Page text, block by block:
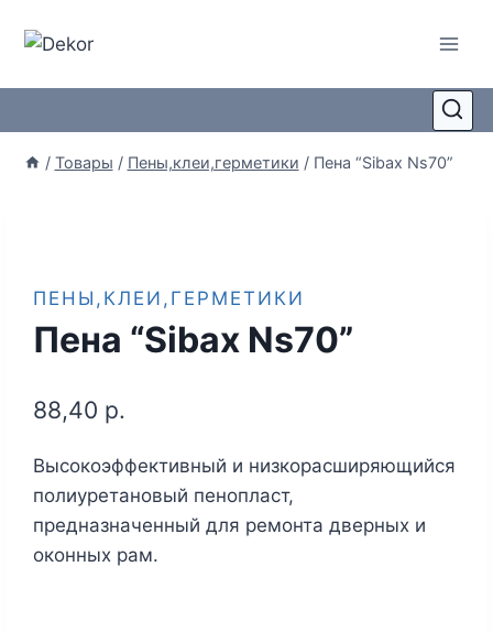
/ Товары / Пены,клеи,герметики / Пена “Sibax Ns70”
ПЕНЫ,КЛЕИ,ГЕРМЕТИКИ
Пена “Sibax Ns70”
88,40 р.
Высокоэффективный и низкорасширяющийся
полиуретановый пенопласт,
предназначенный для ремонта дверных и
оконных рам.